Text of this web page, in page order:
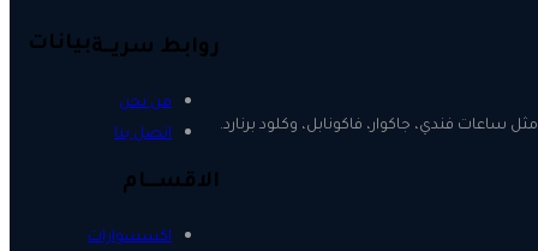
ساعات فندي، جاكوار، فاكونابل، وكلود برنارد.
روابط سريــة
من نحن
اتصل بنا
الاقســـام
اكسسوارات
بيانات